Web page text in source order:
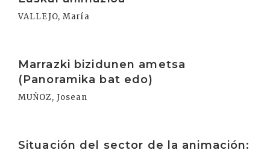
VALLEJO, María
Marrazki bizidunen ametsa
(Panoramika bat edo)
MUÑOZ, Josean
Situación del sector de la animación: